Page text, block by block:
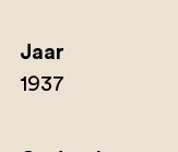
Jaar
1937